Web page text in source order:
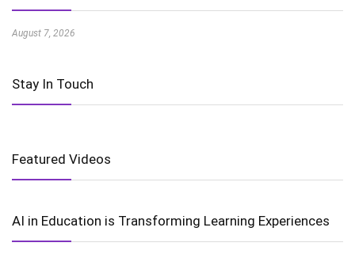
August 7, 2026
Stay In Touch
Featured Videos
AI in Education is Transforming Learning Experiences